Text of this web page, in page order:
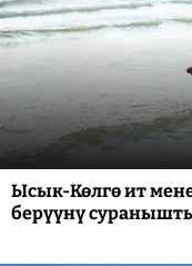
Ысык-Көлгө ит
берүүнү